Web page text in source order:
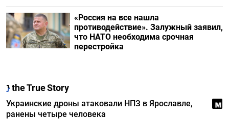
«Россия на все нашла
противодействие». Залужный заявил,
что НАТО необходима срочная
перестройка